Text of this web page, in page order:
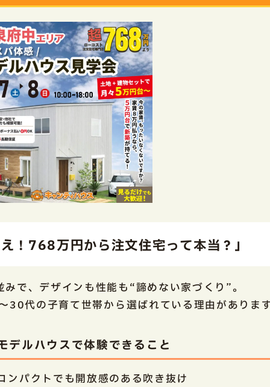
！768万円から注文住宅って本当？」
みで、デザインも性能も“諦めない家づくり”。
30代の子育て世帯から選ばれている理由がありま
デルハウスで体験できること
ンパクトでも開放感のある吹き抜け